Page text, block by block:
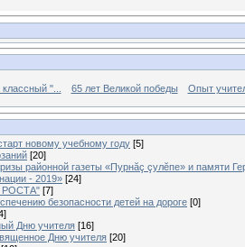
"... 65 лет Великой победы Опыт
новому учебному году [5]
[20]
районной газеты «Пурнăç çулĕпе» и памяти
- 2019» [24]
РОСТА" [7]
безопасности детей на дороге [0]
Дню учителя [16]
Дню учителя [20]